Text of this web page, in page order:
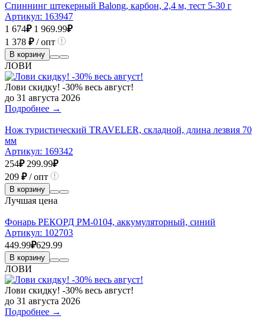
Спиннинг штекерный Balong, карбон, 2,4 м, тест 5-30 г
Артикул: 163947
1 674₽ 1 969.99₽
1 378 ₽/ опт
В корзину
ЛОВИ
Лови скидку! -30% весь август!
до 31 августа 2026
Подробнее →
Нож туристический TRAVELER, складной, длина лезвия 70
мм
Артикул: 169342
254₽ 299.99₽
209 ₽/ опт
В корзину
Лучшая цена
Фонарь РЕКОРД РМ-0104, аккумуляторный, синий
Артикул: 102703
449.99₽629.99
В корзину
ЛОВИ
Лови скидку! -30% весь август!
до 31 августа 2026
Подробнее →